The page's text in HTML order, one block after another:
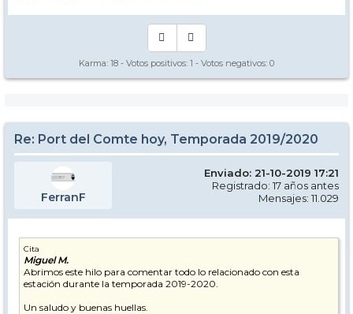
Karma: 18 - Votos positivos: 1 - Votos negativos: 0
Re: Port del Comte hoy, Temporada 2019/2020
FerranF
Enviado: 21-10-2019 17:21
Registrado: 17 años antes
Mensajes: 11.029
Cita
Miguel M.
Abrimos este hilo para comentar todo lo relacionado con esta
estación durante la temporada 2019-2020.
Un saludo y buenas huellas.